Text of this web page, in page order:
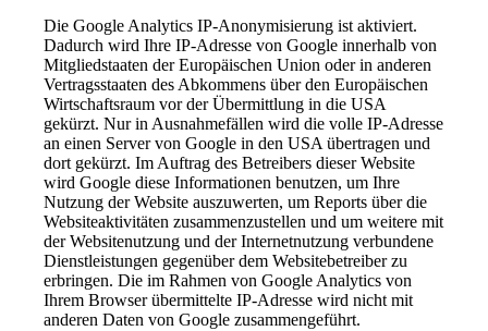
Die Google Analytics IP-Anonymisierung ist aktiviert.
Dadurch wird Ihre IP-Adresse von Google innerhalb von
Mitgliedstaaten der Europäischen Union oder in anderen
Vertragsstaaten des Abkommens über den Europäischen
Wirtschaftsraum vor der Übermittlung in die USA
gekürzt. Nur in Ausnahmefällen wird die volle IP-Adresse
an einen Server von Google in den USA übertragen und
dort gekürzt. Im Auftrag des Betreibers dieser Website
wird Google diese Informationen benutzen, um Ihre
Nutzung der Website auszuwerten, um Reports über die
Websiteaktivitäten zusammenzustellen und um weitere mit
der Websitenutzung und der Internetnutzung verbundene
Dienstleistungen gegenüber dem Websitebetreiber zu
erbringen. Die im Rahmen von Google Analytics von
Ihrem Browser übermittelte IP-Adresse wird nicht mit
anderen Daten von Google zusammengeführt.